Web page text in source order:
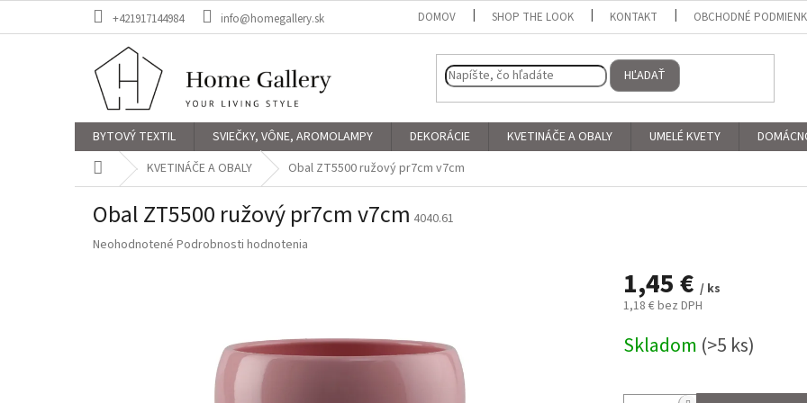
+421917144984 info@homegallery.sk DOMOV SHOP THE LOOK KONTAKT OBCHODNÉ
HĽADAŤ
BYTOVÝ TEXTIL SVIEČKY, VÔNE, AROMOLAMPY DEKORÁCIE KVETINÁČE A OBALY UMELÉ KVETY
DomovKVETINÁČE A OBALY Obal ZT5500 ružový pr7cm v7cm
Obal ZT5500 ružový pr7cm v7cm 4040.61
Priemerné
Neohodnotené Podrobnosti hodnotenia
1,45 € / ks
1,18 € bez DPH
cena:
Skladom (>5 ks)